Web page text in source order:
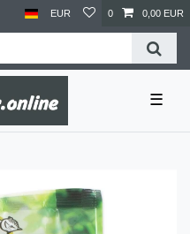
EUR 0 0,00 EUR
☰